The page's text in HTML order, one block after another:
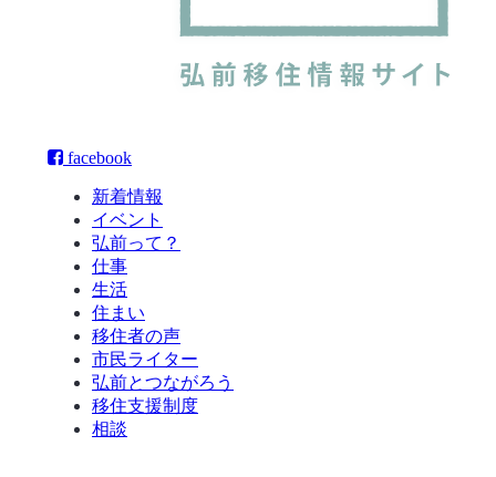
facebook
新着情報
イベント
弘前って？
仕事
生活
住まい
移住者の声
市民ライター
弘前とつながろう
移住支援制度
相談